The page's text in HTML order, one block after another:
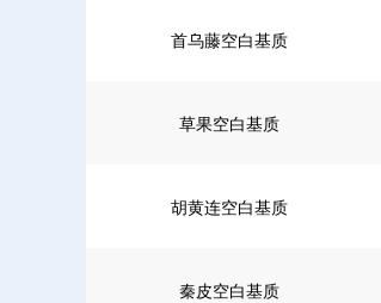
首乌藤空白基质
草果空白基质
胡黄连空白基质
秦皮空白基质